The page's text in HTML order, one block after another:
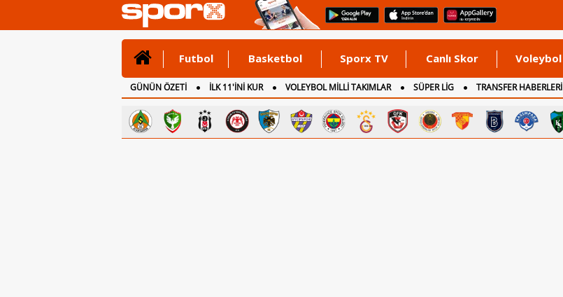
Futbol Basketbol Sporx TV Canlı Skor Voleybol
GÜNÜN ÖZETİ İLK 11'İNİ KUR VOLEYBOL MİLLİ TAKIMLAR SÜPER LİG TRANSFER HABERLERİ
CANLI ANLATIM
İNGİLTERE